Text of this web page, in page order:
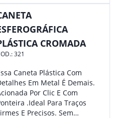
CROMADA
321
Caneta Plástica Com
Em Metal É Demais.
Por Clic E Com
.Ideal Para Traços
E Precisos. Sem